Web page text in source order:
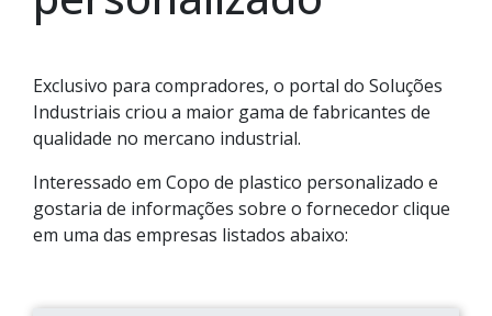
Exclusivo para compradores, o portal do Soluções
Industriais criou a maior gama de fabricantes de
qualidade no mercano industrial.
Interessado em Copo de plastico personalizado e
gostaria de informações sobre o fornecedor clique
em uma das empresas listados abaixo: